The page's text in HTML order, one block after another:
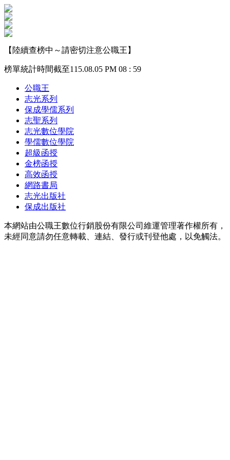
【陸續查榜中～請密切注意公職王】
榜單統計時間截至115.08.05 PM 08 : 59
公職王
志光系列
保成學儒系列
志聖系列
志光數位學院
學儒數位學院
超級函授
金榜函授
高效函授
網路書局
志光出版社
保成出版社
本網站由公職王數位行銷股份有限公司維運管理著作權所有，
未經同意請勿任意轉載、連結、發行或刊登他處，以免觸法。